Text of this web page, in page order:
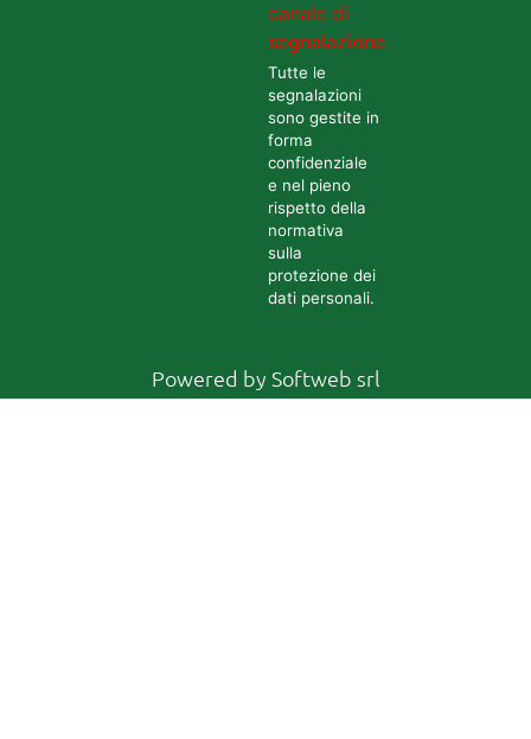
canale di
segnalazione
Tutte le
segnalazioni
sono gestite in
forma
confidenziale
e nel pieno
rispetto della
normativa
sulla
protezione dei
dati personali.
Powered by Softweb srl